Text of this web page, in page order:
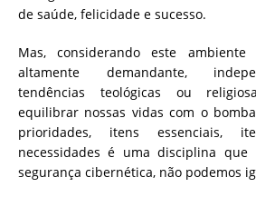
de saúde, felicidade e sucesso.
Mas, considerando este
altamente demandante,
tendências teológicas ou
equilibrar nossas vidas com o
prioridades, itens essenciais,
necessidades é uma disciplina que
segurança cibernética, não podemos